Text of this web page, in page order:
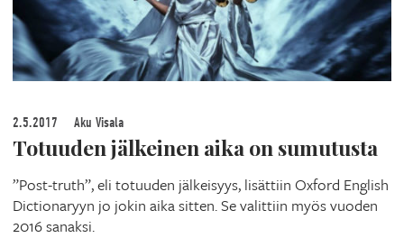
2.5.2017 Aku Visala
Totuuden jälkeinen aika on sumutusta
”Post-truth”, eli totuuden jälkeisyys, lisättiin Oxford English
Dictionaryyn jo jokin aika sitten. Se valittiin myös vuoden
2016 sanaksi.